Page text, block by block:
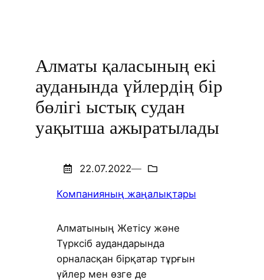
Алматы қаласының екі
ауданында үйлердің бір
бөлігі ыстық судан
уақытша ажыратылады
22.07.2022—
Компанияның жаңалықтары
Алматының Жетісу және
Түрксіб аудандарында
орналасқан бірқатар тұрғын
үйлер мен өзге де